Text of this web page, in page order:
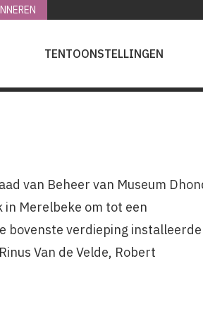
TENTOONSTELLINGEN
van Beheer van Museum
Merelbeke om tot een
bovenste verdieping
Van de Velde, Robert